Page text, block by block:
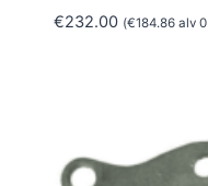
€232.00 (€184.86alv